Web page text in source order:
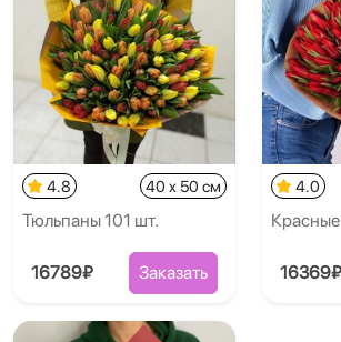
4.8 40 x 50 см
Тюльпаны 101 шт.
16789₽ Заказать
4.0
16369₽